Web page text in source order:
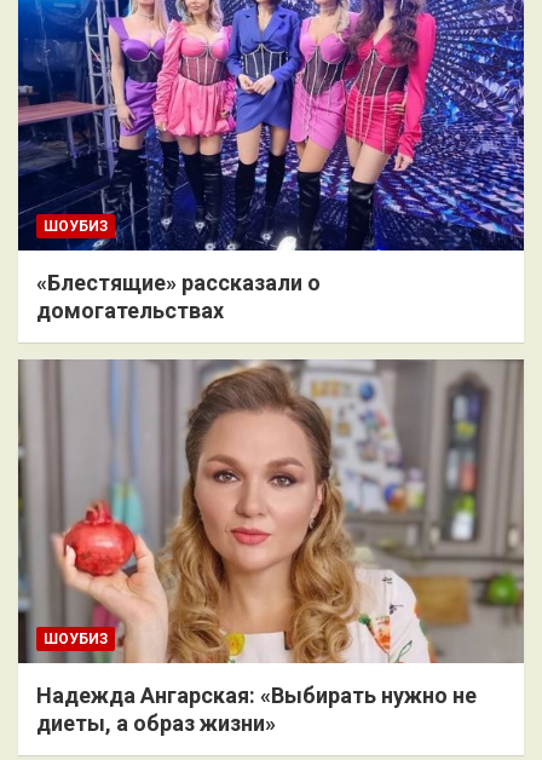
ШОУБИЗ
«Блестящие» рассказали о
домогательствах
ШОУБИЗ
Надежда Ангарская: «Выбирать нужно не
диеты, а образ жизни»